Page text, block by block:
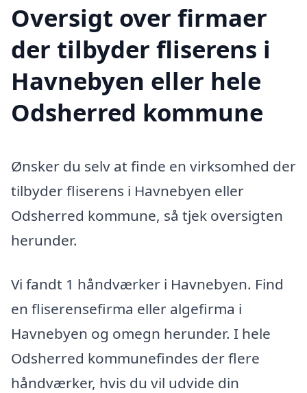
Oversigt over firmaer
der tilbyder fliserens i
Havnebyen eller hele
Odsherred kommune
Ønsker du selv at finde en virksomhed der
tilbyder fliserens i Havnebyen eller
Odsherred kommune, så tjek oversigten
herunder.
Vi fandt 1 håndværker i Havnebyen. Find
en fliserensefirma eller algefirma i
Havnebyen og omegn herunder. I hele
Odsherred kommunefindes der flere
håndværker, hvis du vil udvide din